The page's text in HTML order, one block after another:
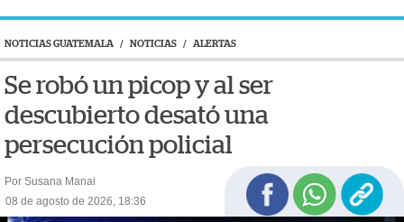
NOTICIAS GUATEMALA / NOTICIAS / ALERTAS
Se robó un picop y al ser
descubierto desató una
persecución policial
Por Susana Manai
08 de agosto de 2026, 18:36